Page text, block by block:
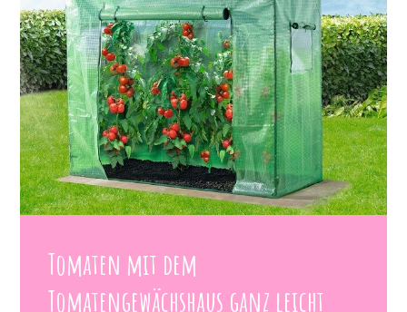
Tomaten mit dem
Tomatengewächshaus ganz leicht